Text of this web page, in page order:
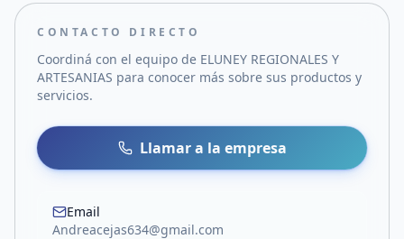
CONTACTO DIRECTO
Coordiná con el equipo de ELUNEY REGIONALES Y
ARTESANIAS para conocer más sobre sus productos y
servicios.
Llamar a la empresa
Email
Andreacejas634@gmail.com